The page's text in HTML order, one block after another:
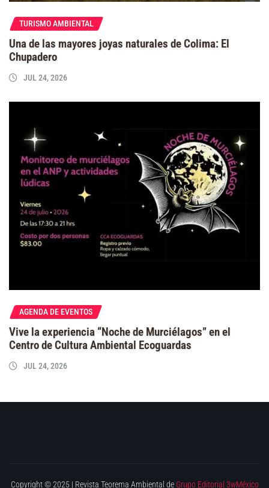
TURISMO AMBIENTAL
Una de las mayores joyas naturales de Colima: El
Chupadero
JUL 24, 2026
AGENDA DE EVENTOS
Vive la experiencia “Noche de Murciélagos” en el
Centro de Cultura Ambiental Ecoguardas
JUL 24, 2026
Copyright © 2025 | Revista Teorema Ambiental de Grupo Editorial 3wMéxico